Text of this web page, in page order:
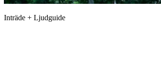
Inträde + Ljudguide